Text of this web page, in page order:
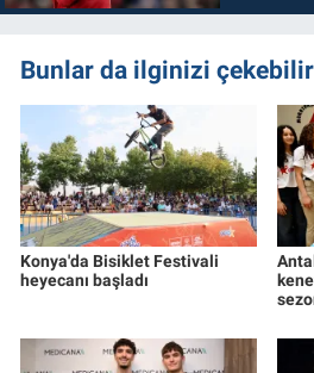
Bunlar da ilginizi çekebilir
Konya'da Bisiklet Festivali
heyecanı başladı